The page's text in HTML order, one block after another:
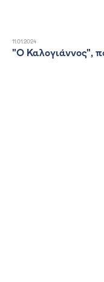
11.01.2024
"Ο Καλογιάννος",